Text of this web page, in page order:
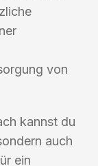
von
kannst du
auch
ein